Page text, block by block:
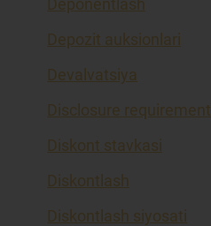
Deponentlash
Depozit auksionlari
Devalvatsiya
Disclosure requirement
Diskont stavkasi
Diskontlash
Diskontlash siyosati